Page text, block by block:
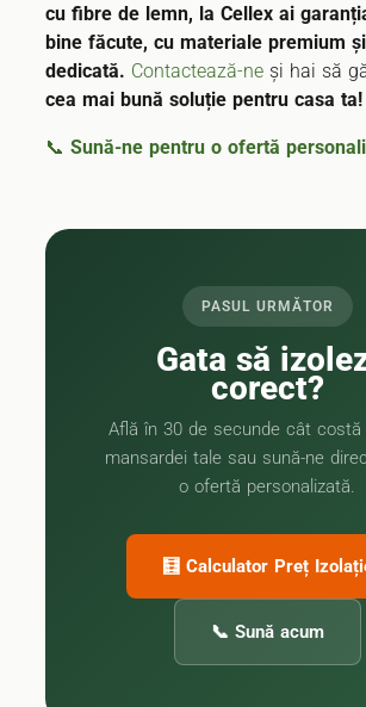
cu fibre de lemn, la Cellex ai
bine făcute, cu materiale premium
dedicată. Contactează-ne și hai să
cea mai bună soluție pentru casa ta!
📞 Sună-ne pentru o ofertă
PASUL URMĂTOR
Gata să
corect?
Află în 30 de secunde cât costă
mansardei tale sau sună-ne
o ofertă personalizată.
🧮 Calculator Preț
📞 Sună acum